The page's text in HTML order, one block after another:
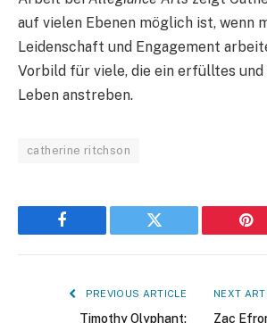
auf vielen Ebenen möglich ist, wenn
Leidenschaft und Engagement
Vorbild für viele, die ein erfülltes und
Leben anstreben.
catherine ritchson
Facebook Twitter
PREVIOUS ARTICLE
Timothy Olyphant:
NEXT
Zac